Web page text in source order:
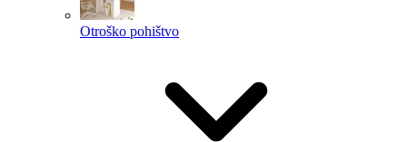
Otroško pohištvo